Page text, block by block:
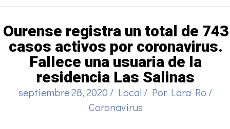
Ourense registra un total de 743
casos activos por coronavirus.
Fallece una usuaria de la
residencia Las Salinas
septiembre 28, 2020 / Local / Por Lara Ro /
Coronavirus